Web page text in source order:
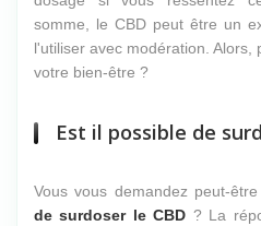
somme, le CBD peut être un
l'utiliser avec modération.
votre bien-être ?
Est il possible de
Vous vous demandez peut-
de surdoser le CBD ? La